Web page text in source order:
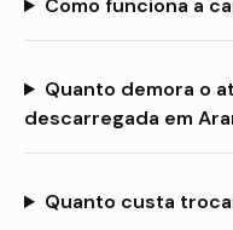
Como funciona a
Quanto demora o
descarregada em
Quanto custa